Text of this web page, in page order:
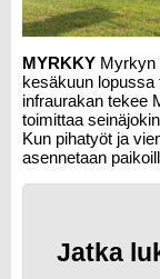
MYRKKY Myrkyn
kesäkuun lopussa
infraurakan tekee
toimittaa
Kun pihatyöt ja
asennetaan
Jatka